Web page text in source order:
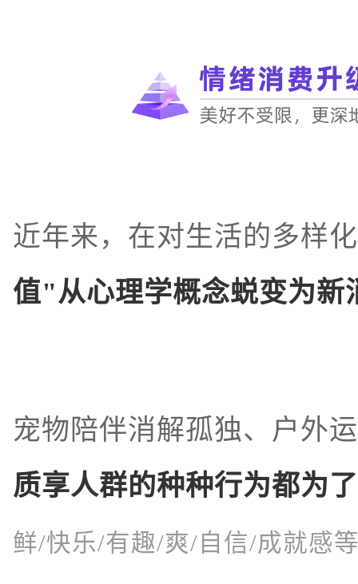
近年来，在对生活的多样
值"从心理学概念蜕变为新
宠物陪伴消解孤独、户外
质享人群的种种行为都为
鲜/快乐/有趣/爽/自信/成就感